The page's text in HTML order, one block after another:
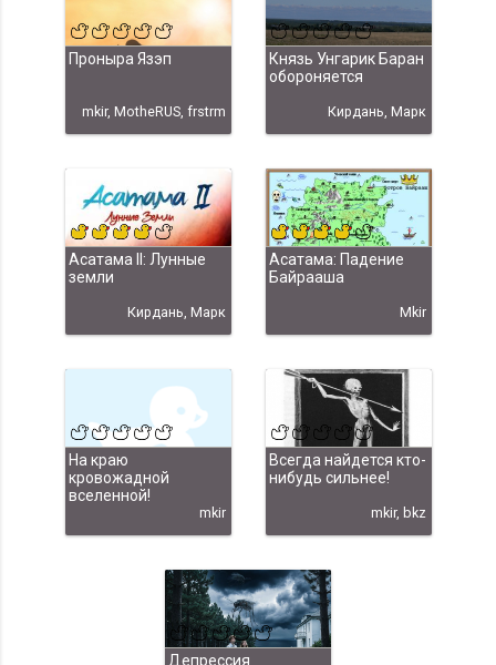
Проныра Язэп
mkir, MotheRUS, frstrm
Князь Унгарик Баран
обороняется
Кирдань, Марк
Асатама II: Лунные
земли
Кирдань, Марк
Асатама: Падение
Байрааша
Mkir
На краю
кровожадной
вселенной!
mkir
Всегда найдется кто-
нибудь сильнее!
mkir, bkz
Депрессия